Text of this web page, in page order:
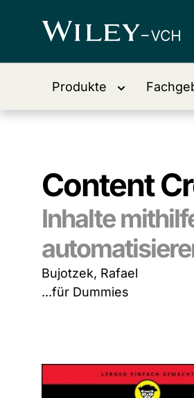
Produkte
Content
Inhalte
Bujotzek, Rafael
...für Dummies